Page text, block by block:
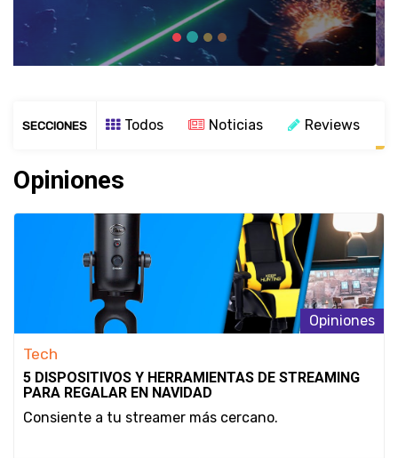
SECCIONES Todos Noticias Reviews
Opiniones
Opiniones
Tech
5 DISPOSITIVOS Y HERRAMIENTAS DE STREAMING
PARA REGALAR EN NAVIDAD
Consiente a tu streamer más cercano.